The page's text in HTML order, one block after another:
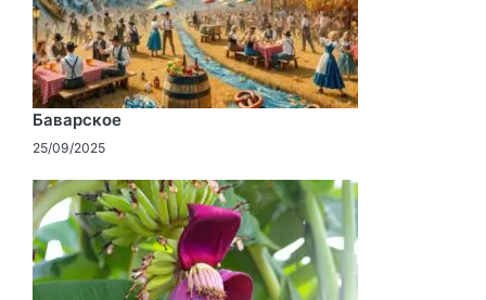
Баварское
25/09/2025